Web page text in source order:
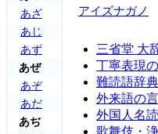
あざ
あじ
あず
あぜ
あぞ
あだ
あぢ
アイズナガノ
三省堂 大
丁寧表現
難読語辞典
外来語の
外国人名
歌舞伎・